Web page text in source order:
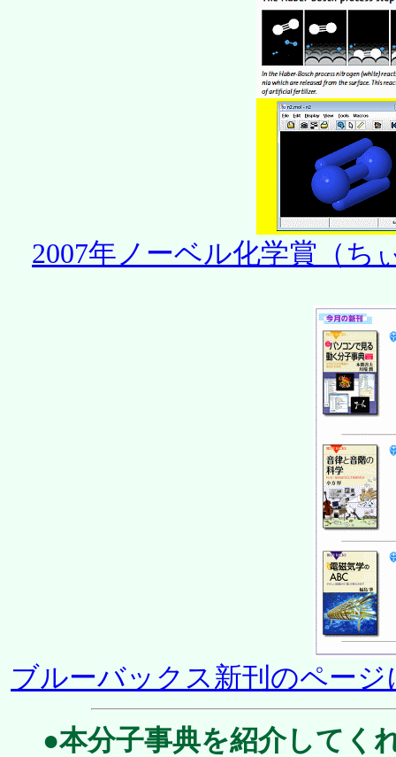
2007年ノーベル化学賞（ち
ブルーバックス新刊のページ
●本分子事典を紹介してく